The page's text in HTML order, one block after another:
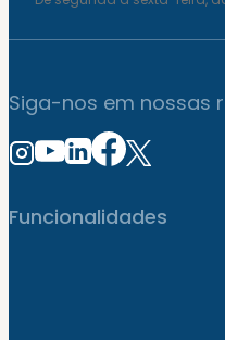
Siga-nos em nossas
Funcionalidades